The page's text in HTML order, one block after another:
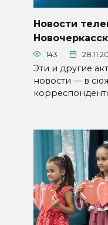
Новости
143
Эти и другие
новости — в